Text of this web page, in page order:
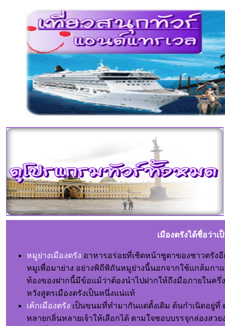
เมืองตรังได้ชื่อว่าเ
หมูย่างเมืองตรัง อาหารอร่อยที่เชิดหน้าชูตาของชาวตรัง
หมูเพื่อมาย่าง อย่างพิถีพิถันหมูย่างนี้นอกจากใช้แกล้มกา
ท้องของฝากนี้มีข้อแม้ว่าต้องนำไปฝากให้ถึงมือภายในค
หวังสูตรเมืองตรังเป็นหนึ่งแน่แท้
เค้กเมืองตรัง เป็นขนมที่ทำมากันแต่ดั้งเดิม ต้นกำเนิดอยู่
หลายกลิ่นหลายเจ้าให้เลือกได้ ตามใจชอบบรรจุกล่องสว